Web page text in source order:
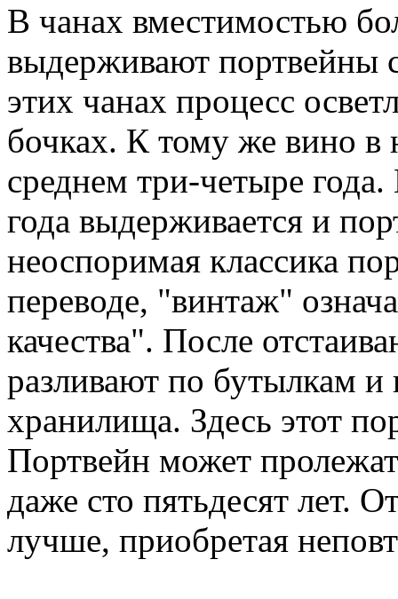
В чанах вместимостью
выдерживают портвейны
этих чанах процесс
бочках. К тому же вино в
среднем три-четыре
года выдерживается и
неоспоримая классика
переводе, "винтаж"
качества". После
разливают по бутылкам
хранилища. Здесь этот
Портвейн может
даже сто пятьдесят лет.
лучше, приобретая